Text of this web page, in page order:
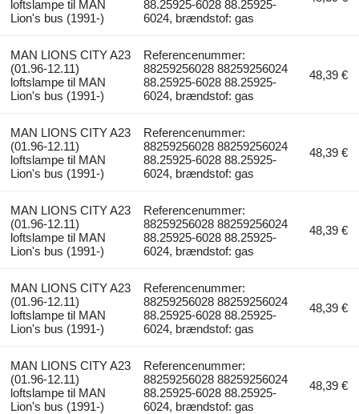
loftslampe til MAN
Lion's bus (1991-)
88.25925-6028 88.25925-
6024, brændstof: gas
MAN LIONS CITY A23
(01.96-12.11)
loftslampe til MAN
Lion's bus (1991-)
Referencenummer:
88259256028 88259256024
88.25925-6028 88.25925-
6024, brændstof: gas
48,39 €
MAN LIONS CITY A23
(01.96-12.11)
loftslampe til MAN
Lion's bus (1991-)
Referencenummer:
88259256028 88259256024
88.25925-6028 88.25925-
6024, brændstof: gas
48,39 €
MAN LIONS CITY A23
(01.96-12.11)
loftslampe til MAN
Lion's bus (1991-)
Referencenummer:
88259256028 88259256024
88.25925-6028 88.25925-
6024, brændstof: gas
48,39 €
MAN LIONS CITY A23
(01.96-12.11)
loftslampe til MAN
Lion's bus (1991-)
Referencenummer:
88259256028 88259256024
88.25925-6028 88.25925-
6024, brændstof: gas
48,39 €
MAN LIONS CITY A23
(01.96-12.11)
loftslampe til MAN
Lion's bus (1991-)
Referencenummer:
88259256028 88259256024
88.25925-6028 88.25925-
6024, brændstof: gas
48,39 €